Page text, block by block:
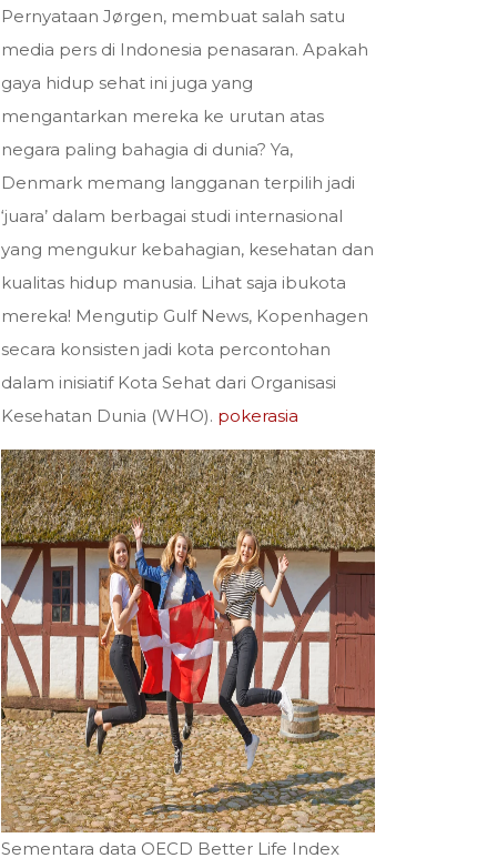
Pernyataan Jørgen, membuat salah satu
media pers di Indonesia penasaran. Apakah
gaya hidup sehat ini juga yang
mengantarkan mereka ke urutan atas
negara paling bahagia di dunia? Ya,
Denmark memang langganan terpilih jadi
‘juara’ dalam berbagai studi internasional
yang mengukur kebahagian, kesehatan dan
kualitas hidup manusia. Lihat saja ibukota
mereka! Mengutip Gulf News, Kopenhagen
secara konsisten jadi kota percontohan
dalam inisiatif Kota Sehat dari Organisasi
Kesehatan Dunia (WHO). pokerasia
Sementara data OECD Better Life Index